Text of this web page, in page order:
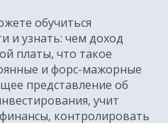
обучиться
и узнать: чем доход
платы, что такое
и форс-мажорные
представление об
учит
контролировать